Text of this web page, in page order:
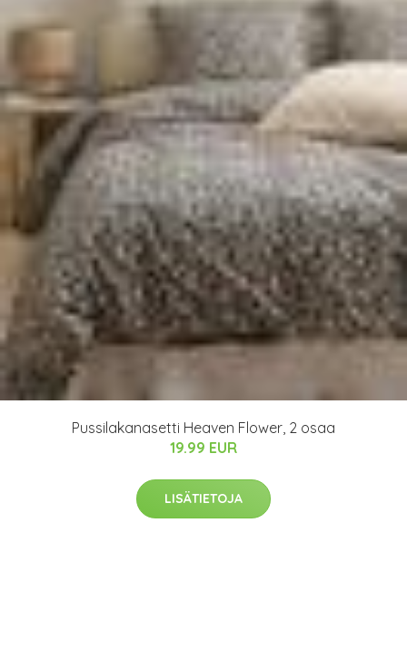
Pussilakanasetti Heaven Flower, 2 osaa
19.99 EUR
LISÄTIETOJA